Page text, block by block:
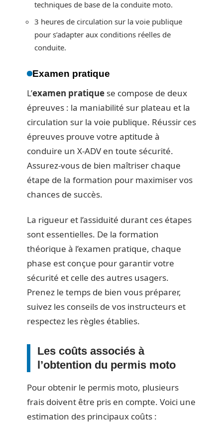
techniques de base de la conduite moto.
3 heures de circulation sur la voie publique
pour s’adapter aux conditions réelles de
conduite.
Examen pratique
L’examen pratique se compose de deux
épreuves : la maniabilité sur plateau et la
circulation sur la voie publique. Réussir ces
épreuves prouve votre aptitude à
conduire un X-ADV en toute sécurité.
Assurez-vous de bien maîtriser chaque
étape de la formation pour maximiser vos
chances de succès.
La rigueur et l’assiduité durant ces étapes
sont essentielles. De la formation
théorique à l’examen pratique, chaque
phase est conçue pour garantir votre
sécurité et celle des autres usagers.
Prenez le temps de bien vous préparer,
suivez les conseils de vos instructeurs et
respectez les règles établies.
Les coûts associés à
l’obtention du permis moto
Pour obtenir le permis moto, plusieurs
frais doivent être pris en compte. Voici une
estimation des principaux coûts :